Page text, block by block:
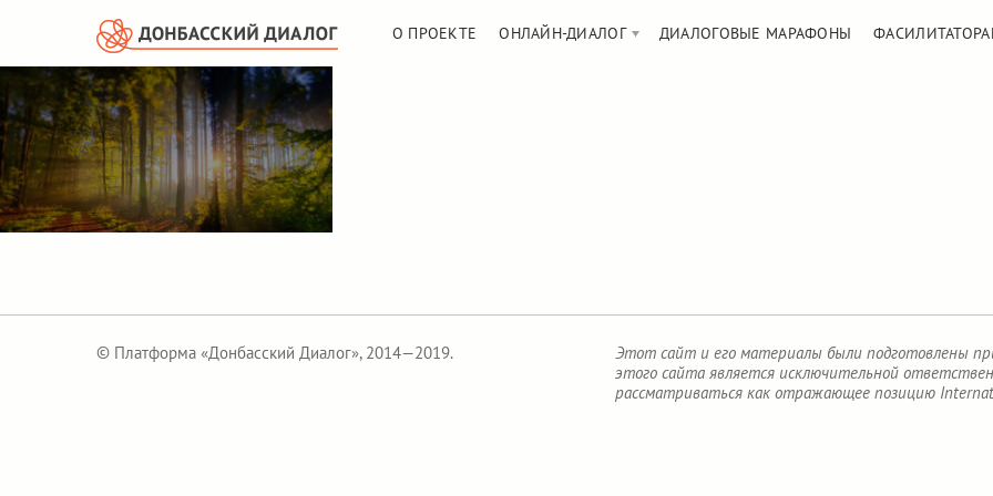
О ПРОЕКТЕ ОНЛАЙН-ДИАЛОГ ДИАЛОГОВЫЕ МАРАФОНЫ
© Платформа «Донбасский Диалог», 2014—2019.
Этот сайт и его материалы были подготовлены
этого сайта является исключительной
рассматриваться как отражающее позицию